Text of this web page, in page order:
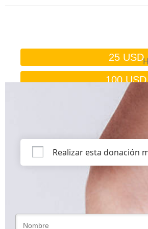
25 USD
100 USD
Importe
Realizar esta donación